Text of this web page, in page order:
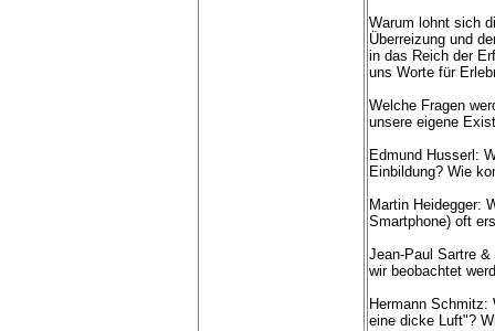
Warum lohnt sich
Überreizung und
in das Reich der
uns Worte für
Welche Fragen
unsere eigene
Edmund Husserl:
Einbildung? Wie
Martin Heidegger:
Smartphone) oft
Jean-Paul Sartre
wir beobachtet
Hermann Schmitz:
eine dicke Luft"?